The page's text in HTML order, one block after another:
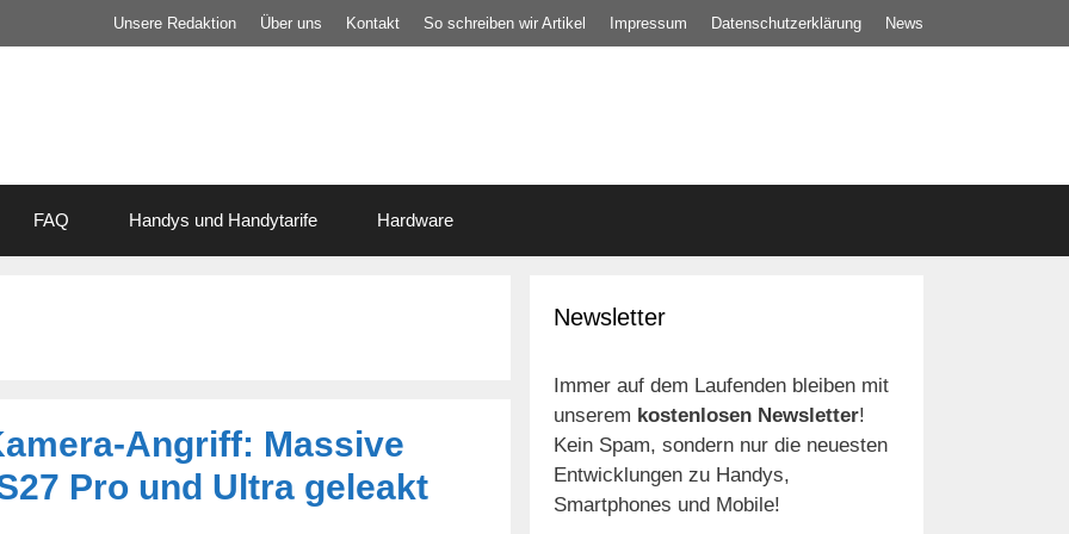
Unsere Redaktion Über uns Kontakt So schreiben wir Artikel Impressum Datenschutz­erklärung News
FAQ Handys und Handytarife Hardware
Angriff: Massive
Pro und Ultra geleakt
Newsletter
Immer auf dem Laufenden bleiben mit
unserem kostenlosen Newsletter!
Kein Spam, sondern nur die neuesten
Entwicklungen zu Handys,
Smartphones und Mobile!